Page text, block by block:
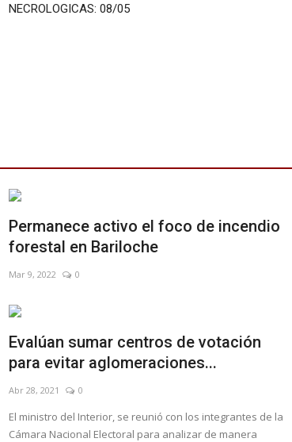
NECROLOGICAS: 08/05
Permanece activo el foco de incendio
forestal en Bariloche
Mar 9, 2022 0
Evalúan sumar centros de votación
para evitar aglomeraciones...
Abr 28, 2021 0
El ministro del Interior, se reunió con los integrantes de la
Cámara Nacional Electoral para analizar de manera
La Facultad de Periodismo de la
Universidad de La Plata...